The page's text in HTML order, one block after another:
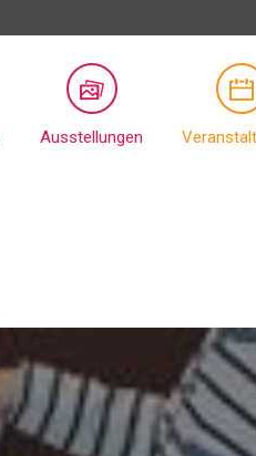
Ausstellungen